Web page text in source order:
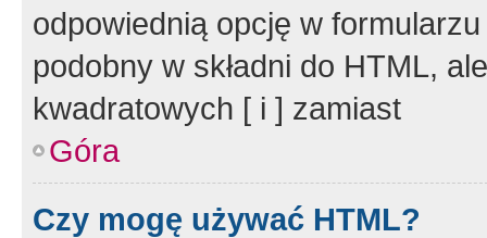
odpowiednią opcję w
podobny w składni do HTML,
kwadratowych [ i ] zamiast
Góra
Czy mogę używać HTML?